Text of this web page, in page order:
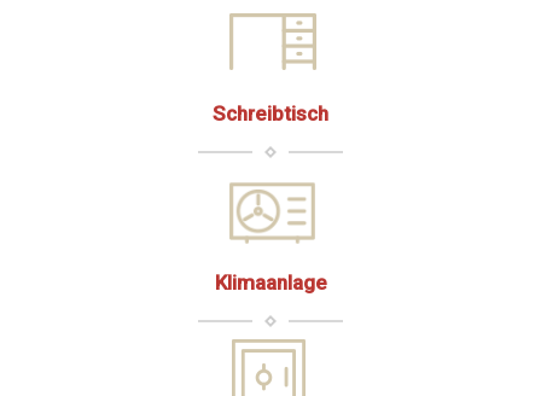
Schreibtisch
Klimaanlage